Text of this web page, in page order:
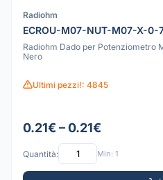
Radiohm
ECROU-M07-NUT-M07-X-0-
Radiohm Dado per Potenziometro
Nero
Ultimi pezzi!: 4845
0.21€ – 0.21€
Quantità: Min: 1